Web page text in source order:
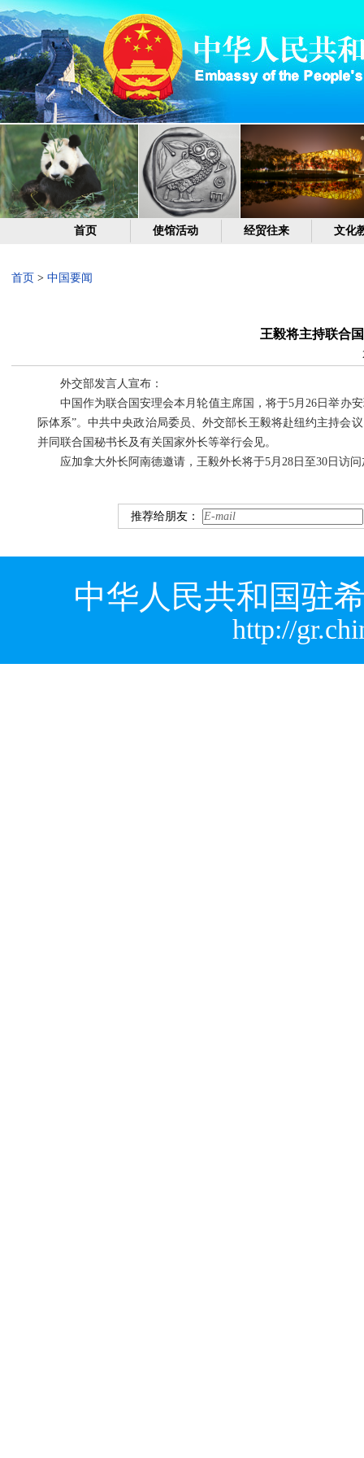
首页 使馆活动 经贸往来 文化
首页 > 中国要闻
王毅将主持联合
外交部发言人宣布：
中国作为联合国安理会本月轮值主席国，将于5月26日举办
际体系”。中共中央政治局委员、外交部长王毅将赴纽约主持会
并同联合国秘书长及有关国家外长等举行会见。
应加拿大外长阿南德邀请，王毅外长将于5月28日至30日访
推荐给朋友：
中华人民共和国驻
http://